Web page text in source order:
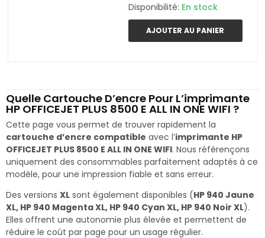
Disponibilité: En stock
AJOUTER AU PANIER
Quelle Cartouche D’encre Pour L’imprimante
HP OFFICEJET PLUS 8500 E ALL IN ONE WIFI ?
Cette page vous permet de trouver rapidement la
cartouche d’encre compatible avec l’imprimante HP
OFFICEJET PLUS 8500 E ALL IN ONE WIFI. Nous référençons
uniquement des consommables parfaitement adaptés à ce
modèle, pour une impression fiable et sans erreur.
Des versions XL sont également disponibles (HP 940 Jaune
XL, HP 940 Magenta XL, HP 940 Cyan XL, HP 940 Noir XL).
Elles offrent une autonomie plus élevée et permettent de
réduire le coût par page pour un usage régulier.